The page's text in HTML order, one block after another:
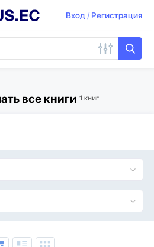
Вход/ Регистрация
все книги 1 книг